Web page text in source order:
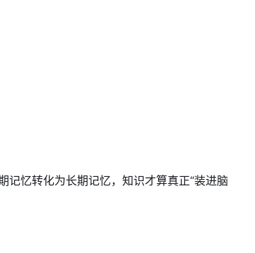
忆转化为长期记忆，知识才算真正“装进脑